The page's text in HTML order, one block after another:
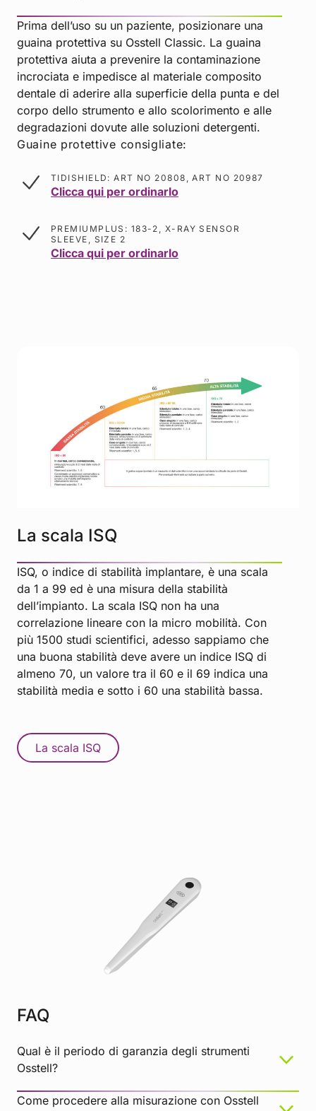
Prima dell’uso su un paziente, posizionare una
guaina protettiva su Osstell Classic. La guaina
protettiva aiuta a prevenire la contaminazione
incrociata e impedisce al materiale composito
dentale di aderire alla superficie della punta e del
corpo dello strumento e allo scolorimento e alle
degradazioni dovute alle soluzioni detergenti.
Guaine protettive consigliate:
TIDISHIELD: ART NO 20808, ART NO 20987
Clicca qui per ordinarlo
PREMIUMPLUS: 183-2, X-RAY SENSOR
SLEEVE, SIZE 2
Clicca qui per ordinarlo
La scala ISQ
ISQ, o indice di stabilità implantare, è una scala
da 1 a 99 ed è una misura della stabilità
dell’impianto. La scala ISQ non ha una
correlazione lineare con la micro mobilità. Con
più 1500 studi scientifici, adesso sappiamo che
una buona stabilità deve avere un indice ISQ di
almeno 70, un valore tra il 60 e il 69 indica una
stabilità media e sotto i 60 una stabilità bassa.
La scala ISQ
FAQ
Qual è il periodo di garanzia degli strumenti
Osstell?
Come procedere alla misurazione con Osstell